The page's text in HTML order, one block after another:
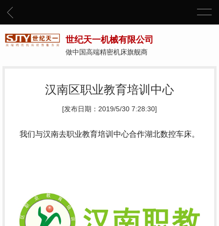
世纪天一机械有限公司
做中国高端精密机床旗舰商
汉南区职业教育培训中心
[发布日期：2019/5/30 7:28:30]
我们与汉南去职业教育培训中心合作湖北数控车床。